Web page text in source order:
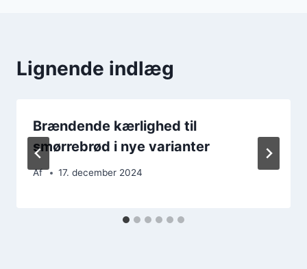
Lignende indlæg
Brændende kærlighed til
smørrebrød i nye varianter
Af 17. december 2024